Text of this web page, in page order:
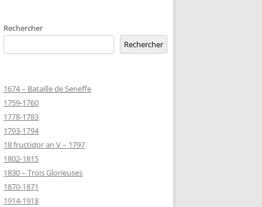
DE
MARIE
SUR-
Rechercher
Rechercher
1674 – Bataille de Seneffe
1759-1760
1778-1783
1793-1794
18 fructidor an V – 1797
1802-1815
1830 – Trois Glorieuses
1870-1871
1914-1918